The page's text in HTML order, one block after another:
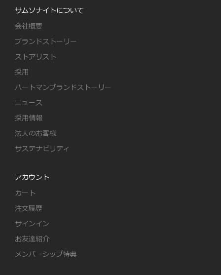
サムソナイトについて
会社概要
ブランドストーリー
ストアリスト
採用
ハートマンブランドストーリー
ニュース
採用情報
法人のお客様
サステナビリティ
アカウント
カート
注文履歴
サインイン
お友達紹介
メンバーシップ特典